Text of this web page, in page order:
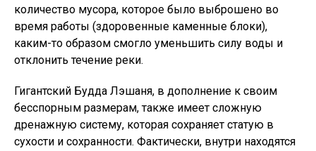
количество мусора, которое было выброшено во
время работы (здоровенные каменные блоки),
каким-то образом смогло уменьшить силу воды и
отклонить течение реки.
Гигантский Будда Лэшаня, в дополнение к своим
бесспорным размерам, также имеет сложную
дренажную систему, которая сохраняет статую в
сухости и сохранности. Фактически, внутри находятся